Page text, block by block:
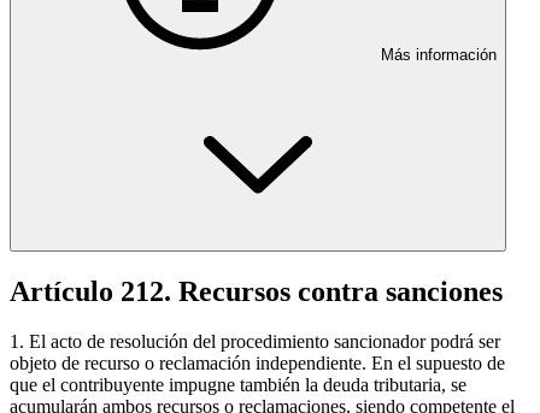
Más información
Artículo 212. Recursos contra sanciones
1. El acto de resolución del procedimiento sancionador podrá ser
objeto de recurso o reclamación independiente. En el supuesto de
que el contribuyente impugne también la deuda tributaria, se
acumularán ambos recursos o reclamaciones, siendo competente el